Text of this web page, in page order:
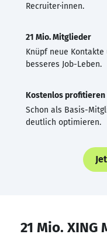
Recruiter·innen.
21 Mio. Mitglieder
Knüpf neue
besseres Job-Leben.
Kostenlos profitieren
Schon als Basis-
deutlich optimieren.
21 Mio.